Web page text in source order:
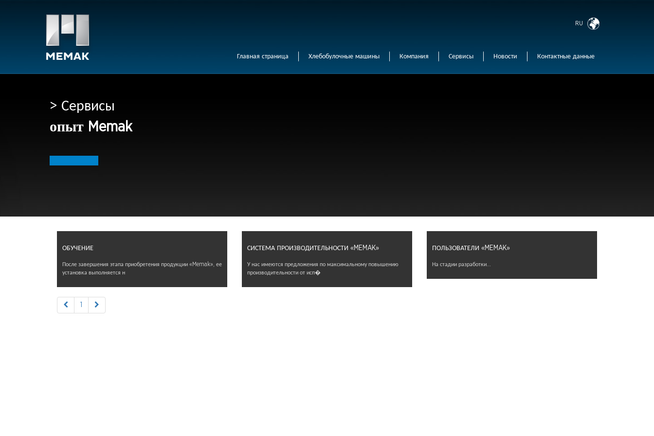
RU
Главная страница Хлебобулочные машины Компания Сервисы Новости Контактные данные
> Сервисы
опыт Memak
ОБУЧЕНИЕ
После завершения этапа приобретения продукции «Memak», ее
установка выполняется н
СИСТЕМА ПРОИЗВОДИТЕЛЬНОСТИ «MEMAK»
У нас имеются предложения по максимальному повышению
производительности от исп�
ПОЛЬЗОВАТЕЛИ «MEMAK»
На стадии разработки...